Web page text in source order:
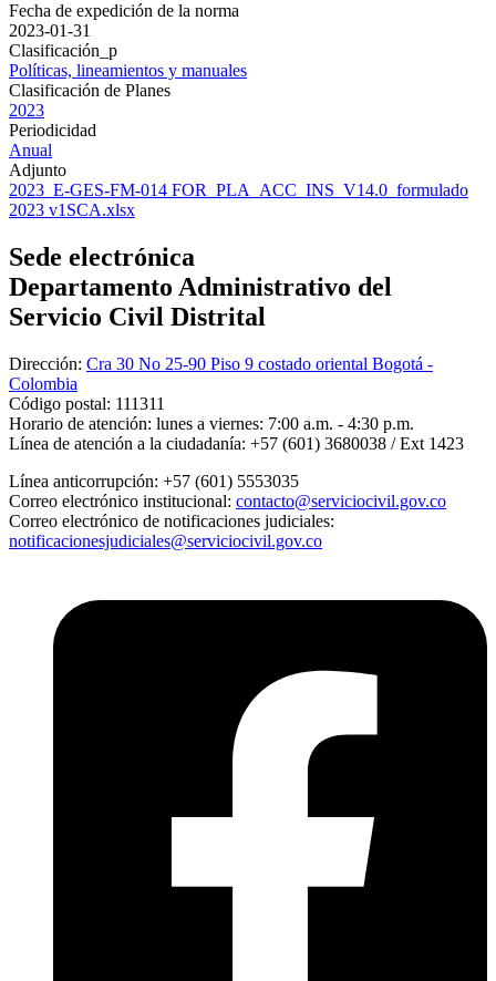
Fecha de expedición de la norma
2023-01-31
Clasificación_p
Políticas, lineamientos y manuales
Clasificación de Planes
2023
Periodicidad
Anual
Adjunto
2023_E-GES-FM-014 FOR_PLA_ACC_INS_V14.0_formulado
2023 v1SCA.xlsx
Sede electrónica
Departamento Administrativo del
Servicio Civil Distrital
Dirección: Cra 30 No 25-90 Piso 9 costado oriental Bogotá -
Colombia
Código postal: 111311
Horario de atención: lunes a viernes: 7:00 a.m. - 4:30 p.m.
Línea de atención a la ciudadanía: +57 (601) 3680038 / Ext 1423
Línea anticorrupción: +57 (601) 5553035
Correo electrónico institucional: contacto@serviciocivil.gov.co
Correo electrónico de notificaciones judiciales:
notificacionesjudiciales@serviciocivil.gov.co